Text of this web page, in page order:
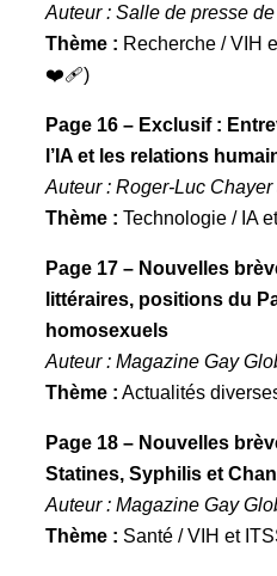
Auteur : Salle de presse
Thème : Recherche / VIH
❤️‍🩹)
Page 16 – Exclusif :
l’IA et les relations
Auteur : Roger-Luc
Thème : Technologie / IA
Page 17 – Nouvelles
littéraires, positions du
homosexuels
Auteur : Magazine Gay
Thème : Actualités
Page 18 – Nouvelles
Statines, Syphilis et
Auteur : Magazine Gay
Thème : Santé / VIH et